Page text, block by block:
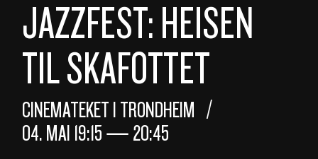
JAZZFEST: HEISEN
TIL SKAFOTTET
CINEMATEKET I TRONDHEIM
04. MAI 19:15 — 20:45